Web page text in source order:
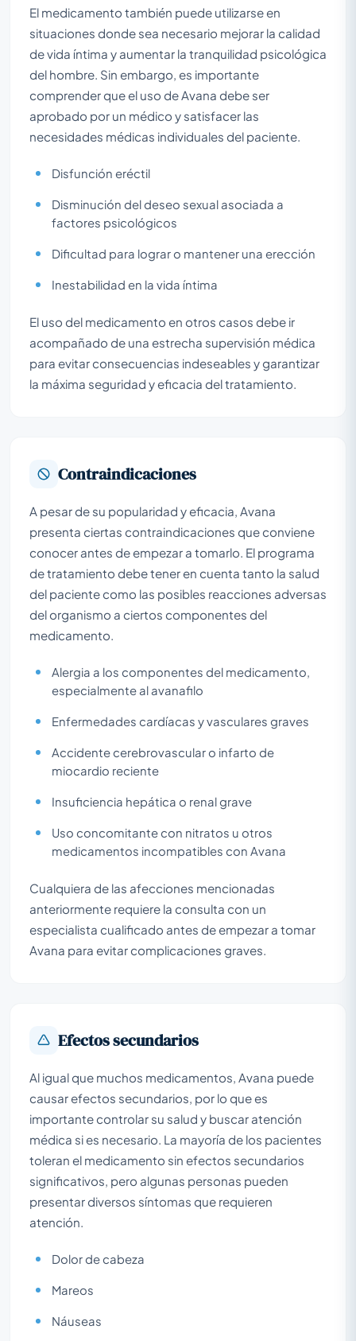
El medicamento también puede utilizarse en
situaciones donde sea necesario mejorar la calidad
de vida íntima y aumentar la tranquilidad psicológica
del hombre. Sin embargo, es importante
comprender que el uso de Avana debe ser
aprobado por un médico y satisfacer las
necesidades médicas individuales del paciente.
Disfunción eréctil
Disminución del deseo sexual asociada a
factores psicológicos
Dificultad para lograr o mantener una erección
Inestabilidad en la vida íntima
El uso del medicamento en otros casos debe ir
acompañado de una estrecha supervisión médica
para evitar consecuencias indeseables y garantizar
la máxima seguridad y eficacia del tratamiento.
Contraindicaciones
A pesar de su popularidad y eficacia, Avana
presenta ciertas contraindicaciones que conviene
conocer antes de empezar a tomarlo. El programa
de tratamiento debe tener en cuenta tanto la salud
del paciente como las posibles reacciones adversas
del organismo a ciertos componentes del
medicamento.
Alergia a los componentes del medicamento,
especialmente al avanafilo
Enfermedades cardíacas y vasculares graves
Accidente cerebrovascular o infarto de
miocardio reciente
Insuficiencia hepática o renal grave
Uso concomitante con nitratos u otros
medicamentos incompatibles con Avana
Cualquiera de las afecciones mencionadas
anteriormente requiere la consulta con un
especialista cualificado antes de empezar a tomar
Avana para evitar complicaciones graves.
Efectos secundarios
Al igual que muchos medicamentos, Avana puede
causar efectos secundarios, por lo que es
importante controlar su salud y buscar atención
médica si es necesario. La mayoría de los pacientes
toleran el medicamento sin efectos secundarios
significativos, pero algunas personas pueden
presentar diversos síntomas que requieren
atención.
Dolor de cabeza
Mareos
Náuseas